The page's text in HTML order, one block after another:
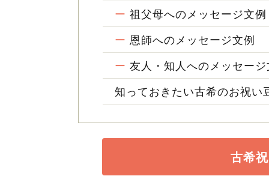
ー 祖父母へのメッセージ文例
ー 恩師へのメッセージ文例
ー 友人・知人へのメッセージ
知っておきたい古希のお祝い
古希